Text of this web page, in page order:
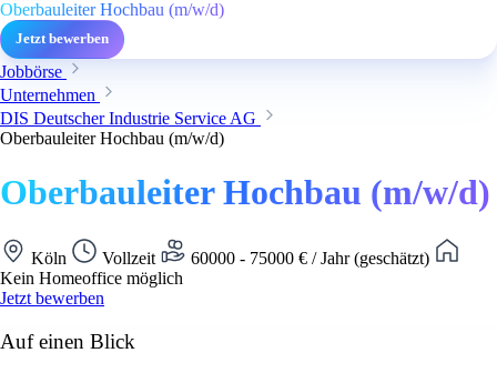
Oberbauleiter Hochbau (m/w/d)
Jetzt bewerben
Jobbörse
Unternehmen
DIS Deutscher Industrie Service AG
Oberbauleiter Hochbau (m/w/d)
Oberbauleiter Hochbau (m/w/d)
Köln Vollzeit
60000 - 75000 € / Jahr (geschätzt)
Kein Homeoffice möglich
Jetzt bewerben
Auf einen Blick